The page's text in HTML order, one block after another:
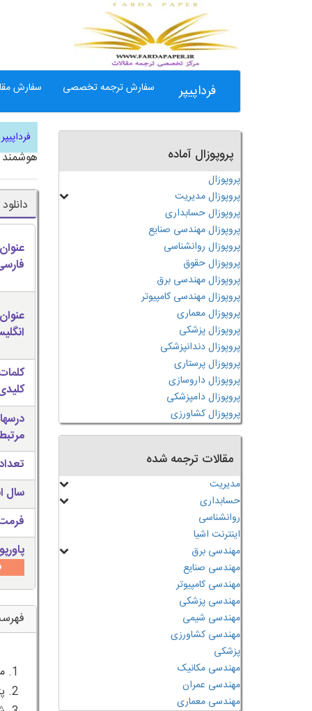
فرداپیپر سفارش ترجمه تخصصی سفارش
فرداپیپر
هوشمند
عنوان
عنوان
سال
پروپوزال آماده
پروپوزال
پروپوزال مدیریت
پروپوزال حسابداری
پروپوزال مهندسی صنایع
پروپوزال روانشناسی
پروپوزال حقوق
پروپوزال مهندسی برق
پروپوزال مهندسی کامپیوتر
پروپوزال معماری
پروپوزال پزشکی
پروپوزال دندانپزشکی
پروپوزال پرستاری
پروپوزال داروسازی
پروپوزال دامپزشکی
پروپوزال کشاورزی
مقالات ترجمه شده
مدیریت
حسابداری
روانشناسی
اینترنت اشیا
مهندسی برق
مهندسی صنایع
مهندسی کامپیوتر
مهندسی پزشکی
مهندسی شیمی
مهندسی کشاورزی
پزشکی
مهندسی مکانیک
مهندسی عمران
مهندسی معماری